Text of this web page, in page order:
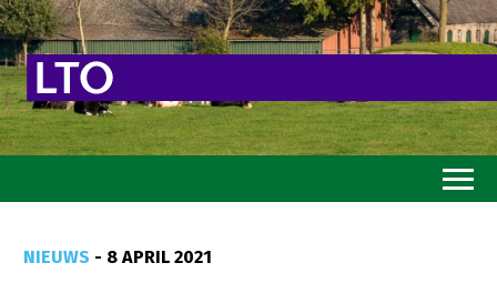
NIEUWS - 8 APRIL 2021